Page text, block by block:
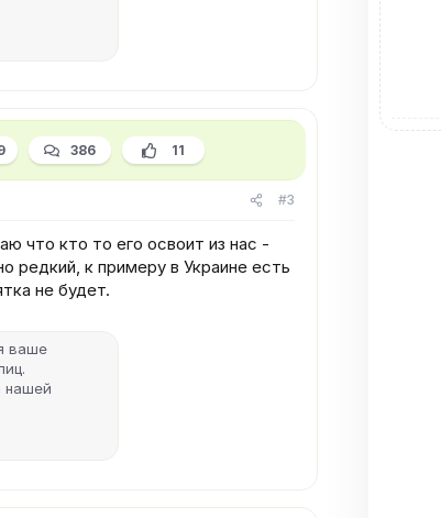
386 11
#3
что кто то его освоит из нас -
редкий, к примеру в Украине есть
не будет.
ваше
нашей